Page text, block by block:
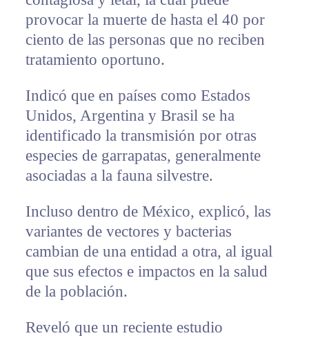
provocar la muerte de hasta el 40 por
ciento de las personas que no reciben
tratamiento oportuno.
Indicó que en países como Estados
Unidos, Argentina y Brasil se ha
identificado la transmisión por otras
especies de garrapatas, generalmente
asociadas a la fauna silvestre.
Incluso dentro de México, explicó, las
variantes de vectores y bacterias
cambian de una entidad a otra, al igual
que sus efectos e impactos en la salud
de la población.
Reveló que un reciente estudio